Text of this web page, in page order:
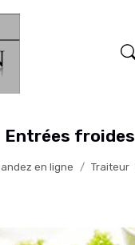
Entrées froides
en ligne Traiteur